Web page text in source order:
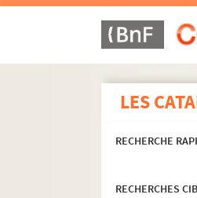
LES
RECHERCHE
RECHERCHES